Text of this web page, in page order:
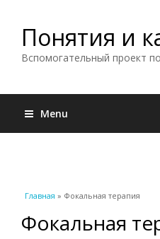
Понятия и
Вспомогательный проект
Menu
Вы здесь
Главная » Фокальная терапия
Фокальная